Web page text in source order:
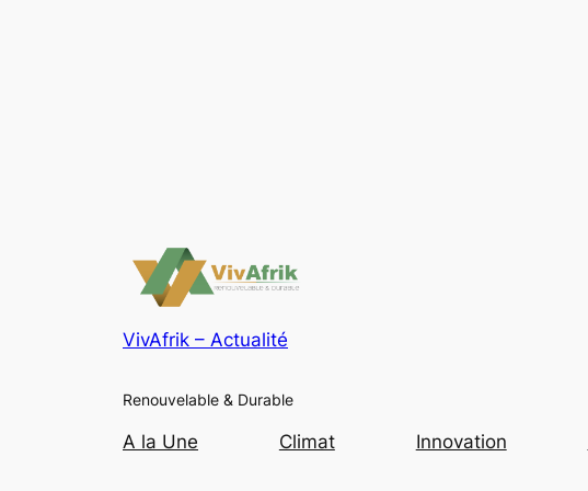
VivAfrik – Actualité
Renouvelable & Durable
A la Une Climat Innovation